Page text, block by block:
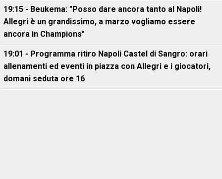
19:15 - Beukema: "Posso dare ancora tanto al Napoli!
Allegri è un grandissimo, a marzo vogliamo essere
ancora in Champions"
19:01 - Programma ritiro Napoli Castel di Sangro: orari
allenamenti ed eventi in piazza con Allegri e i giocatori,
domani seduta ore 16